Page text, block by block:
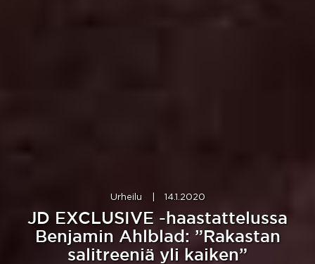
Urheilu 14.1.2020
JD EXCLUSIVE -haastattelussa
Benjamin Ahlblad: ”Rakastan
salitreeniä yli kaiken”